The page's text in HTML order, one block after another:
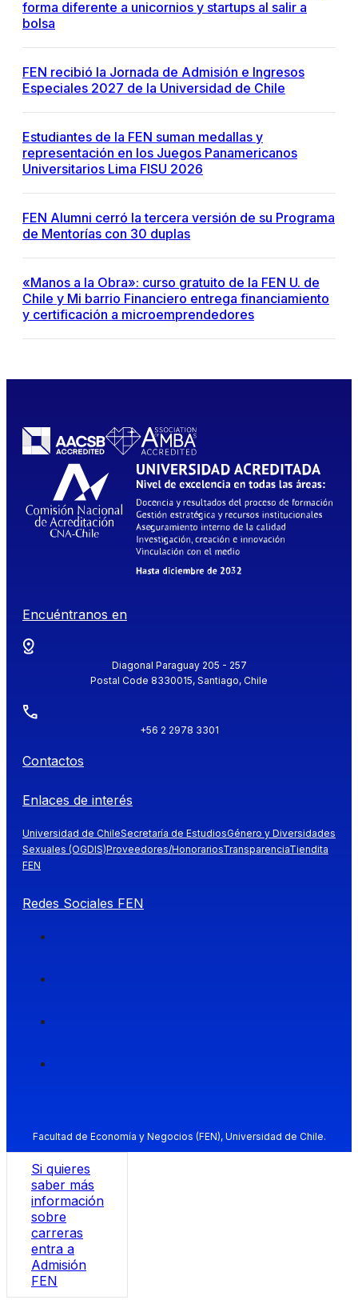
forma diferente a unicornios y startups al salir a
bolsa
FEN recibió la Jornada de Admisión e Ingresos
Especiales 2027 de la Universidad de Chile
Estudiantes de la FEN suman medallas y
representación en los Juegos Panamericanos
Universitarios Lima FISU 2026
FEN Alumni cerró la tercera versión de su Programa
de Mentorías con 30 duplas
«Manos a la Obra»: curso gratuito de la FEN U. de
Chile y Mi barrio Financiero entrega financiamiento
y certificación a microemprendedores
Encuéntranos en
Diagonal Paraguay 205 - 257
Postal Code 8330015, Santiago, Chile
+56 2 2978 3301
Contactos
Enlaces de interés
Universidad de ChileSecretaría de EstudiosGénero y Diversidades
Sexuales (OGDIS)Proveedores/HonorariosTransparenciaTiendita
FEN
Redes Sociales FEN
Facultad de Economía y Negocios (FEN), Universidad de Chile.
Si quieres
saber más
información
sobre
carreras
entra a
Admisión
FEN